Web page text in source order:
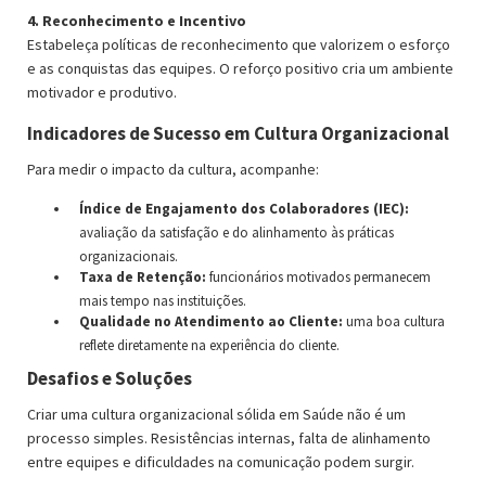
4. Reconhecimento e Incentivo
Estabeleça políticas de reconhecimento que valorizem o esforço
e as conquistas das equipes. O reforço positivo cria um ambiente
motivador e produtivo.
Indicadores de Sucesso em Cultura Organizacional
Para medir o impacto da cultura, acompanhe:
Índice de Engajamento dos Colaboradores (IEC):
avaliação da satisfação e do alinhamento às práticas
organizacionais.
Taxa de Retenção: funcionários motivados permanecem
mais tempo nas instituições.
Qualidade no Atendimento ao Cliente: uma boa cultura
reflete diretamente na experiência do cliente.
Desafios e Soluções
Criar uma cultura organizacional sólida em Saúde não é um
processo simples. Resistências internas, falta de alinhamento
entre equipes e dificuldades na comunicação podem surgir.